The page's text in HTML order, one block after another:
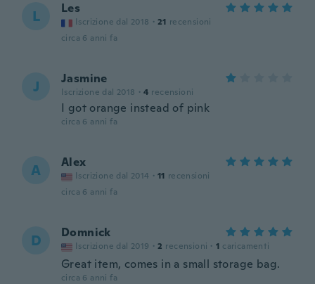
L Les
Iscrizione dal 2018 · 21 recensioni
circa 6 anni fa
J Jasmine
Iscrizione dal 2018 · 4 recensioni
I got orange instead of pink
circa 6 anni fa
A Alex
Iscrizione dal 2014 · 11 recensioni
circa 6 anni fa
D Domnick
Iscrizione dal 2019 · 2 recensioni · 1 caricamenti
Great item, comes in a small storage bag.
circa 6 anni fa